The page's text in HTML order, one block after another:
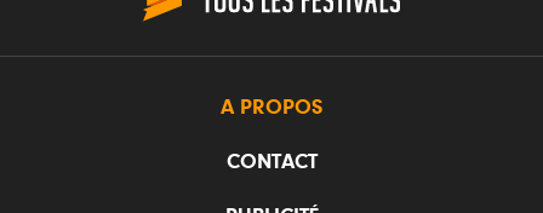
A PROPOS
CONTACT